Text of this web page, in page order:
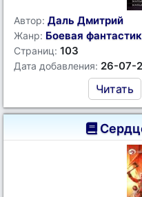
Автор: Даль Дмитрий
Жанр: Боевая
Страниц: 103
Дата добавления: 26-07-
Читать